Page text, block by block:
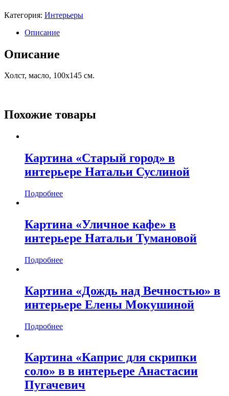
Категория: Интерьеры
Описание
Описание
Холст, масло, 100х145 см.
Похожие товары
Картина «Старый город» в
интерьере Натальи Суслиной
Подробнее
Картина «Уличное кафе» в
интерьере Натальи Тумановой
Подробнее
Картина «Дождь над Вечностью» в
интерьере Елены Мокушиной
Подробнее
Картина «Каприс для скрипки
соло» в в интерьере Анастасии
Пугачевич